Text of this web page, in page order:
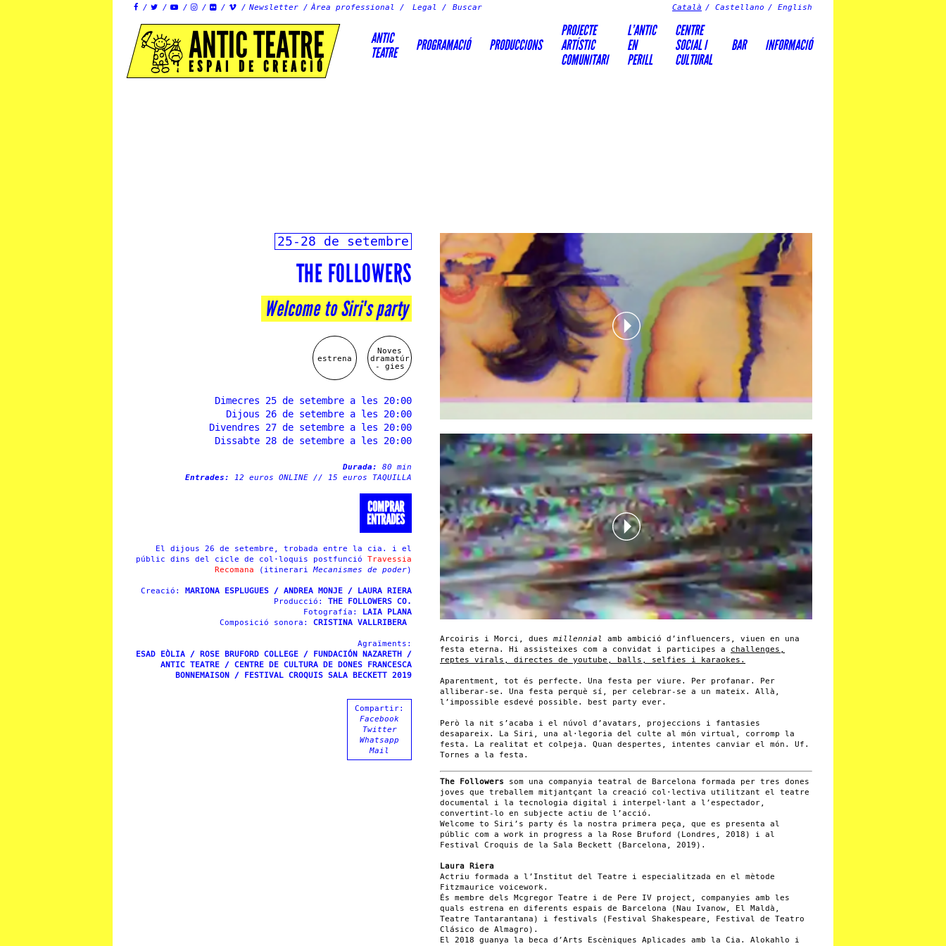
      Newsletter Àrea professional Legal Català Castellano English
ANTIC TEATRE
ESPAI DE CREACIÓ
ANTIC
TEATRE
PROGRAMACIÓ PRODUCCIONS
PROJECTE
ARTÍSTIC
COMUNITARI
L’ANTIC
EN
PERILL
CENTRE
SOCIAL I
CULTURAL
BAR INFORMACIÓ
25-28 de setembre
THE FOLLOWERS
Welcome to Siri's party
Noves
dramatúr
- gies
estrena
Dimecres 25 de setembre a les 20:00
Dijous 26 de setembre a les 20:00
Divendres 27 de setembre a les 20:00
Dissabte 28 de setembre a les 20:00
Durada: 80 min
Entrades: 12 euros ONLINE // 15 euros TAQUILLA
COMPRAR
ENTRADES
El dijous 26 de setembre, trobada entre la cia. i el
públic dins del cicle de col·loquis postfunció Travessia
Recomana (itinerariMecanismes de poder)
Creació: MARIONA ESPLUGUES / ANDREA MONJE / LAURA RIERA
Producció: THE FOLLOWERS CO.
Fotografía: LAIA PLANA
Composició sonora: CRISTINA VALLRIBERA
Agraïments:
ESAD EÒLIA / ROSE BRUFORD COLLEGE / FUNDACIÓN NAZARETH /
ANTIC TEATRE / CENTRE DE CULTURA DE DONES FRANCESCA
BONNEMAISON / FESTIVAL CROQUIS SALA BECKETT 2019
Compartir:
Facebook
Twitter
Whatsapp
Mail
Arcoiris i Morci, dues millennial amb ambició d’influencers, viuen en una
festa eterna. Hi assisteixes com a convidat i participes a challenges,
reptes virals, directes de youtube, balls, selfies i karaokes.
Aparentment, tot és perfecte. Una festa per viure. Per profanar. Per
alliberar-se. Una festa perquè sí, per celebrar-se a un mateix. Allà,
l’impossible esdevé possible. best party ever.
Però la nit s’acaba i el núvol d’avatars, projeccions i fantasies
desapareix. La Siri, una al·legoria del culte al món virtual, corromp la
festa. La realitat et colpeja. Quan despertes, intentes canviar el món. Uf.
Tornes a la festa.
The Followers som una companyia teatral de Barcelona formada per tres dones
joves que treballem mitjantçant la creació col·lectiva utilitzant el teatre
documental i la tecnologia digital i interpel·lant a l’espectador,
convertint-lo en subjecte actiu de l’acció.
Welcome to Siri’s party és la nostra primera peça, que es presenta al
públic com a work in progress a la Rose Bruford (Londres, 2018) i al
Festival Croquis de la Sala Beckett (Barcelona, 2019).
Laura Riera
Actriu formada a l’Institut del Teatre i especialitzada en el mètode
Fitzmaurice voicework.
És membre dels Mcgregor Teatre i de Pere IV project, companyies amb les
quals estrena en diferents espais de Barcelona (Nau Ivanow, El Maldà,
Teatre Tantarantana) i festivals (Festival Shakespeare, Festival de Teatro
Clásico de Almagro).
El 2018 guanya la beca d’Arts Escèniques Aplicades amb la Cia. Alokahlo i